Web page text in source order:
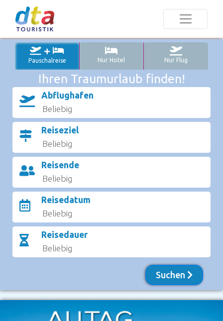
Pauschalreise Nur Hotel Nur Flug
Ihren Traumurlaub finden!
Abflughafen
Reiseziel
Reisende
Reisedatum
Reisedauer
Suchen